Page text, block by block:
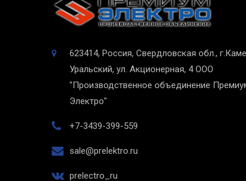
623414, Россия, Свердловская обл.,
Уральский, ул. Акционерная, 4 ООО
"Производственное объединение
Электро"
+7-3439-399-559
sale@prelektro.ru
prelectro_ru